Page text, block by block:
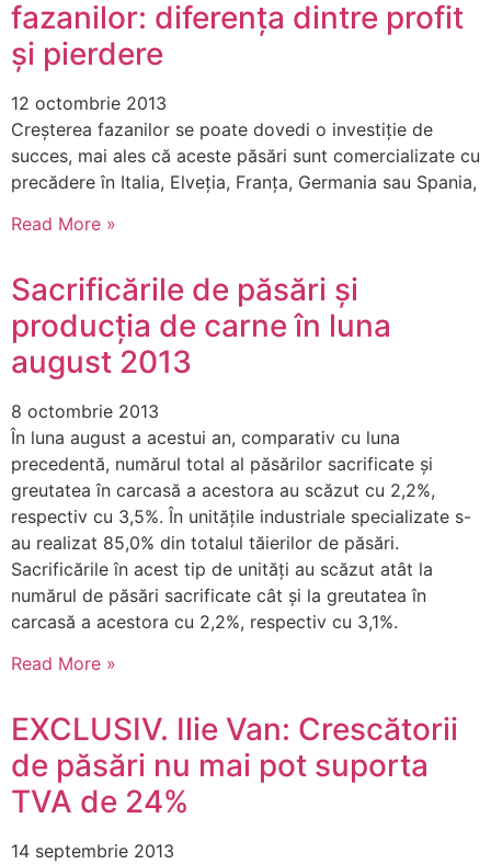
fazanilor: diferența dintre profit
și pierdere
12 octombrie 2013
Creșterea fazanilor se poate dovedi o investiție de
succes, mai ales că aceste păsări sunt comercializate cu
precădere în Italia, Elveția, Franța, Germania sau Spania,
Read More »
Sacrificările de păsări și
producția de carne în luna
august 2013
8 octombrie 2013
În luna august a acestui an, comparativ cu luna
precedentă, numărul total al păsărilor sacrificate şi
greutatea în carcasă a acestora au scăzut cu 2,2%,
respectiv cu 3,5%. În unităţile industriale specializate s-
au realizat 85,0% din totalul tăierilor de păsări.
Sacrificările în acest tip de unităţi au scăzut atât la
numărul de păsări sacrificate cât şi la greutatea în
carcasă a acestora cu 2,2%, respectiv cu 3,1%.
Read More »
EXCLUSIV. Ilie Van: Crescătorii
de păsări nu mai pot suporta
TVA de 24%
14 septembrie 2013